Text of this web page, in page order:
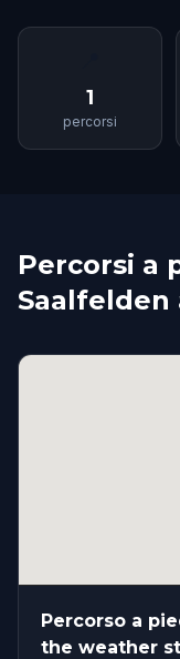
1
percorsi
Percorsi a
Saalfelden
Percorso a
the weather